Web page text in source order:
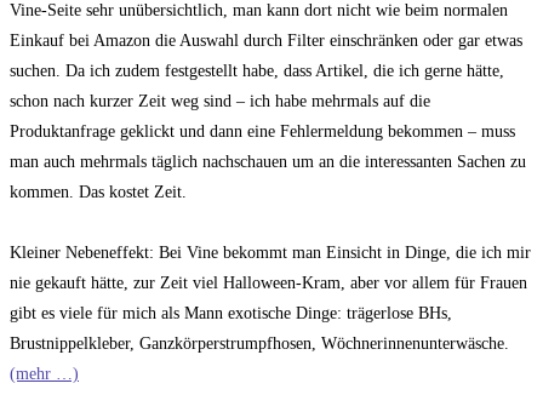
Vine-Seite sehr unübersichtlich, man kann dort nicht wie beim normalen
Einkauf bei Amazon die Auswahl durch Filter einschränken oder gar etwas
suchen. Da ich zudem festgestellt habe, dass Artikel, die ich gerne hätte,
schon nach kurzer Zeit weg sind – ich habe mehrmals auf die
Produktanfrage geklickt und dann eine Fehlermeldung bekommen – muss
man auch mehrmals täglich nachschauen um an die interessanten Sachen zu
kommen. Das kostet Zeit.
Kleiner Nebeneffekt: Bei Vine bekommt man Einsicht in Dinge, die ich mir
nie gekauft hätte, zur Zeit viel Halloween-Kram, aber vor allem für Frauen
gibt es viele für mich als Mann exotische Dinge: trägerlose BHs,
Brustnippelkleber, Ganzkörperstrumpfhosen, Wöchnerinnenunterwäsche.
(mehr …)